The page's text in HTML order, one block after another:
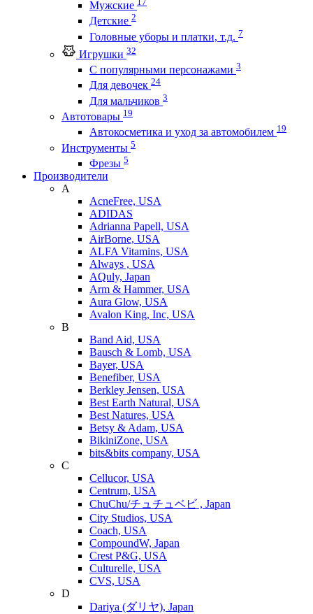
Мужские
Детские 2
Головные уборы и платки, т.д. 7
Игрушки 32
С популярными персонажами 3
Для девочек 24
Для мальчиков 3
Автотовары 19
Автокосметика и уход за автомобилем 19
Инструменты 5
Фрезы 5
Производители
A
AcneFree, USA
ADIDAS
Adrianna Papell, USA
AirBorne, USA
ALFA Vitamins, USA
Always , USA
AQuly, Japan
Arm & Hammer, USA
Aura Glow, USA
Avalon King, Inc, USA
B
Band Aid, USA
Bausch & Lomb, USA
Bayer, USA
Benefiber, USA
Berkley Jensen, USA
Best Earth Natural, USA
Best Natures, USA
Betsy & Adam, USA
BikiniZone, USA
bits&bits company, USA
C
Cellucor, USA
Centrum, USA
ChuChu/チュチュベビ , Japan
City Studios, USA
Coach, USA
CompoundW, Japan
Crest P&G, USA
Culturelle, USA
CVS, USA
D
Dariya (ダリヤ), Japan